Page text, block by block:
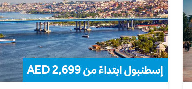
إسطنبول ابتداءً من 2,699 AED